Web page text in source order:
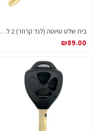
בית שלט טויוטה (לנד קרוזר) 2 לחצנים ללא לוגו
₪89.00